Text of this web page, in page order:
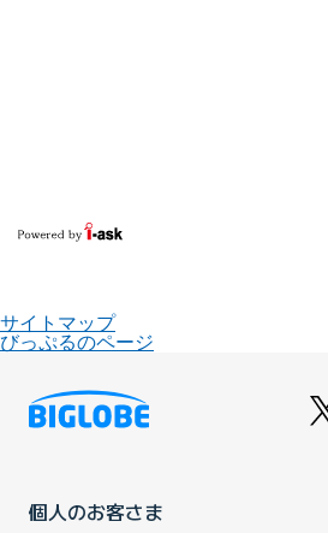
サイトマップ
びっぷるのページ
個人のお客さま